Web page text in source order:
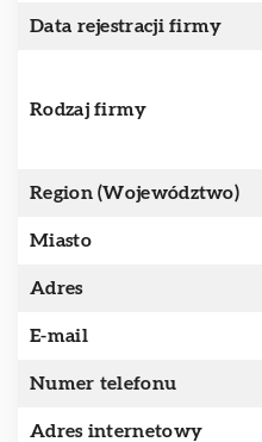
Data rejestracji firmy
Rodzaj firmy
Region (Województwo)
Miasto
Adres
E-mail
Numer telefonu
Adres internetowy